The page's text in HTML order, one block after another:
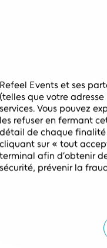
Refeel Events et ses
(telles que votre
services. Vous pouvez
les refuser en fermant
détail de chaque finalité
cliquant sur « tout
terminal afin d’obtenir
sécurité, prévenir la
d’identification
moment en cliquant sur
politique de